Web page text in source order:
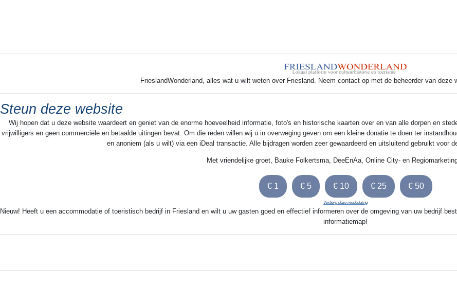
FrieslandWonderland, alles wat u wilt weten over Friesland. Neem contact op met de beheerder van deze
Steun deze website
Wij hopen dat u deze website waardeert en geniet van de enorme hoeveelheid informatie, foto's en historische kaarten over en van alle dorpen en
vrijwilligers en geen commerciële en betaalde uitingen bevat. Om die reden willen wij u in overweging geven om een kleine donatie te doen ter
en anoniem (als u wilt) via een iDeal transactie. Alle bijdragen worden zeer gewaardeerd en uitsluitend gebruikt voor
Met vriendelijke groet, Bauke Folkertsma, DeeEnAa, Online City- en
Verberg deze mededeling
Nieuw! Heeft u een accommodatie of toeristisch bedrijf in Friesland en wilt u uw gasten goed en effectief informeren over de omgeving van uw bedrijf
informatiemap!